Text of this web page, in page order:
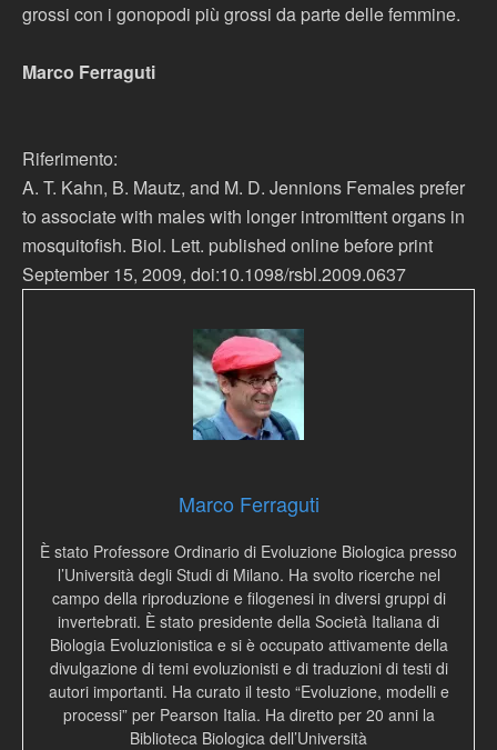
grossi con i gonopodi più grossi da parte delle femmine.
Marco Ferraguti
Riferimento:
A. T. Kahn, B. Mautz, and M. D. Jennions Females prefer
to associate with males with longer intromittent organs in
mosquitofish. Biol. Lett. published online before print
September 15, 2009, doi:10.1098/rsbl.2009.0637
Marco Ferraguti
È stato Professore Ordinario di Evoluzione Biologica presso
l’Università degli Studi di Milano. Ha svolto ricerche nel
campo della riproduzione e filogenesi in diversi gruppi di
invertebrati. È stato presidente della Società Italiana di
Biologia Evoluzionistica e si è occupato attivamente della
divulgazione di temi evoluzionisti e di traduzioni di testi di
autori importanti. Ha curato il testo “Evoluzione, modelli e
processi” per Pearson Italia. Ha diretto per 20 anni la
Biblioteca Biologica dell’Università